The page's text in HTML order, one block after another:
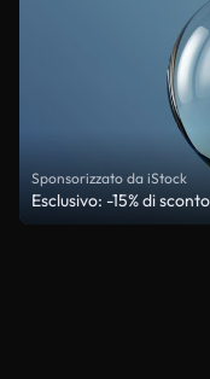
Sponsorizzato da iStock
Esclusivo: -15% di